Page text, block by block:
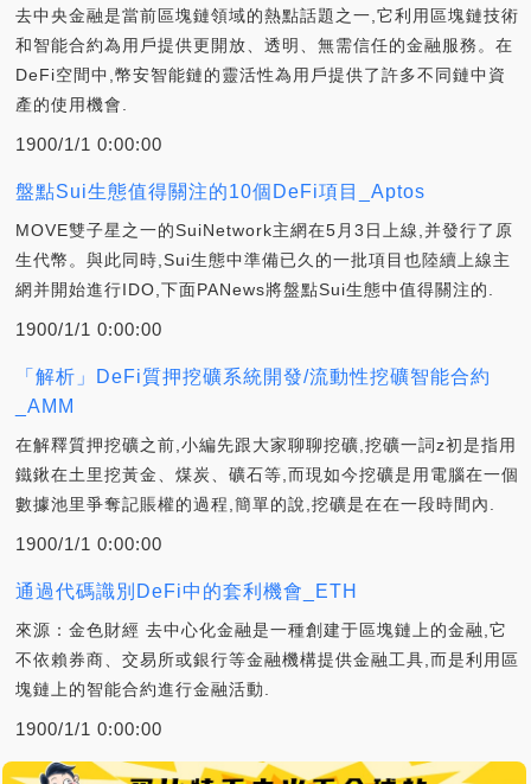
去中央金融是當前區塊鏈領域的熱點話題之一,它利用區塊鏈技術
和智能合約為用戶提供更開放、透明、無需信任的金融服務。在
DeFi空間中,幣安智能鏈的靈活性為用戶提供了許多不同鏈中資
產的使用機會.
1900/1/1 0:00:00
盤點Sui生態值得關注的10個DeFi項目_Aptos
MOVE雙子星之一的SuiNetwork主網在5月3日上線,并發行了原
生代幣。與此同時,Sui生態中準備已久的一批項目也陸續上線主
網并開始進行IDO,下面PANews將盤點Sui生態中值得關注的.
1900/1/1 0:00:00
「解析」DeFi質押挖礦系統開發/流動性挖礦智能合約
_AMM
在解釋質押挖礦之前,小編先跟大家聊聊挖礦,挖礦一詞z初是指用
鐵鍬在土里挖黃金、煤炭、礦石等,而現如今挖礦是用電腦在一個
數據池里爭奪記賬權的過程,簡單的說,挖礦是在在一段時間內.
1900/1/1 0:00:00
通過代碼識別DeFi中的套利機會_ETH
來源：金色財經 去中心化金融是一種創建于區塊鏈上的金融,它
不依賴券商、交易所或銀行等金融機構提供金融工具,而是利用區
塊鏈上的智能合約進行金融活動.
1900/1/1 0:00:00